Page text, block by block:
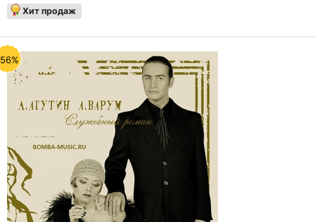
Хит продаж